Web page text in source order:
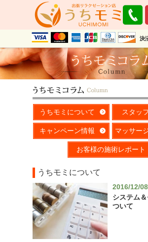
決
うちモミについて スタッ
キャンペーン情報 マッサー
お客様の施術レポート
うちモミについて
2016/12/08
システム
ついて